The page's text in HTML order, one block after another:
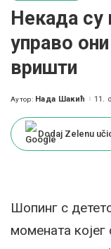
Некада су
управо
вришти
Posted
Аутор: Нада Шакић 11.
Dodaj Zelenu
Шопинг с
момената